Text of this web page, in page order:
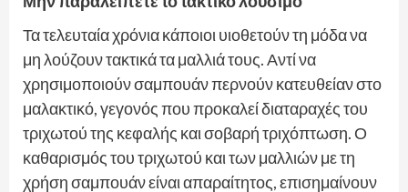
Τα τελευταία χρόνια κάποιοι υιοθετούν τη μόδα να
μη λούζουν τακτικά τα μαλλιά τους. Αντί να
χρησιμοποιούν σαμπουάν περνούν κατευθείαν στο
μαλακτικό, γεγονός που προκαλεί διαταραχές του
τριχωτού της κεφαλής και σοβαρή τριχόπτωση. Ο
καθαρισμός του τριχωτού και των μαλλιών με τη
χρήση σαμπουάν είναι απαραίτητος, επισημαίνουν